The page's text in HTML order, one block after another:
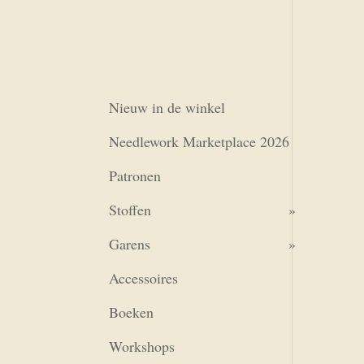
Nieuw in de winkel
Needlework Marketplace 2026
Patronen
Stoffen
Garens
Accessoires
Boeken
Workshops